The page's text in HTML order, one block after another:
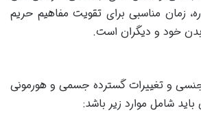
زمان مناسبی برای تقویت مفاهیم حریم
خود و دیگران است.
جنسی و تغییرات گسترده جسمی و هورمونی
شامل موارد زیر باشد: